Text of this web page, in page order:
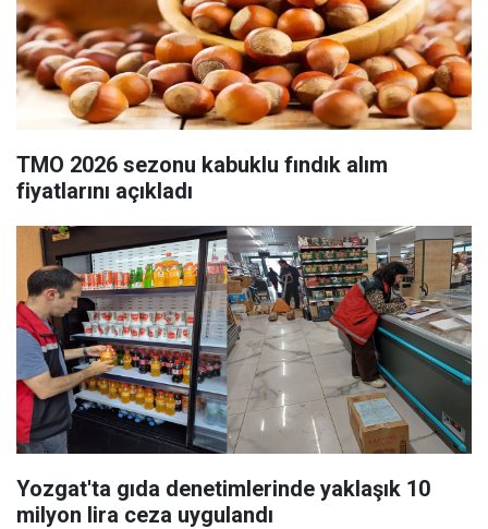
TMO 2026 sezonu kabuklu fındık alım
fiyatlarını açıkladı
Yozgat'ta gıda denetimlerinde yaklaşık 10
milyon lira ceza uygulandı